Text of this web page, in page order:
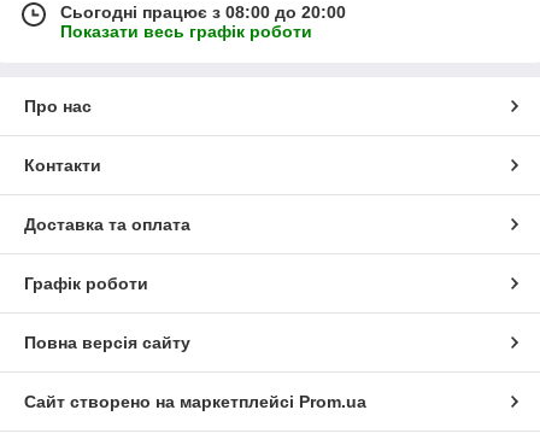
Сьогодні працює з 08:00 до 20:00
Показати весь графік роботи
Про нас
Контакти
Доставка та оплата
Графік роботи
Повна версія сайту
Сайт створено на маркетплейсі Prom.ua